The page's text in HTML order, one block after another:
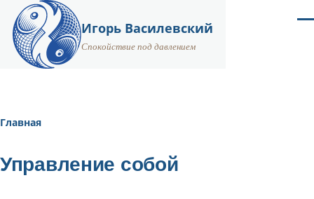
Перейти к основному содержанию
Игорь Василевский
Спокойствие под давлением
Строка
Главная
Управление собой